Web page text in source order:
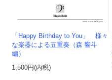
「Happy Birthday to You」 様々
な楽器による五重奏（森 響斗
編）
1,500円(内税)